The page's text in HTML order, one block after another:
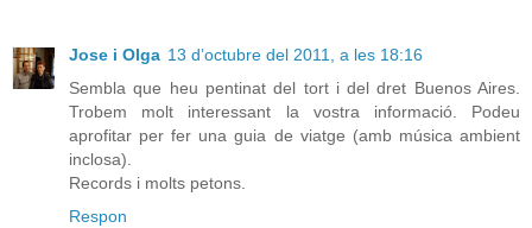
Jose i Olga 13 d’octubre del 2011, a les 18:16
Sembla que heu pentinat del tort i del dret Buenos Aires.
Trobem molt interessant la vostra informació. Podeu
aprofitar per fer una guia de viatge (amb música ambient
inclosa).
Records i molts petons.
Respon